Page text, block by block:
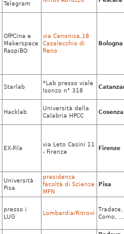
Telegram
OfPCina e
Makerspace
RaspiBO
via Canonica,18
Casalecchio di
Reno
Bologna
Starlab
*Lab presso viale
Isonzo n° 318
Hacklab
Università della
Calabria HPCC
Cosenza
EX-Fila
via Leto Casini 11
- Firenze
Firenze
Università
Pisa
presidenza
facoltà di Scienze
MFN
Pisa
presso i
LUG
Lombardia/Ritrovi
Tradate,
Como, ...